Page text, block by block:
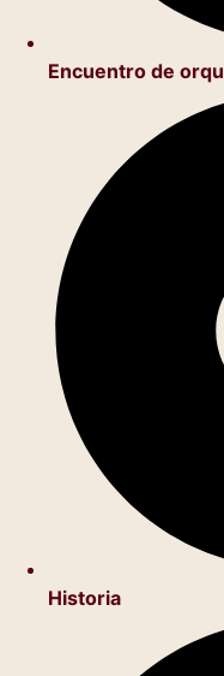
Encuentro de
Historia